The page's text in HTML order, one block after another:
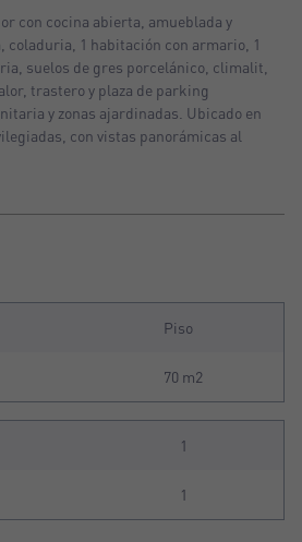
con cocina abierta, amueblada y
coladuria, 1 habitación con armario, 1
suelos de gres porcelánico, climalit,
trastero y plaza de parking
y zonas ajardinadas. Ubicado en
con vistas panorámicas al
Piso
70 m2
1
1